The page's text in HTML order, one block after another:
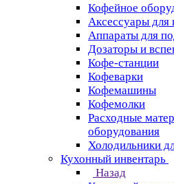
Кофейное
Аксессуары для
Аппараты для
Дозаторы и
Кофе-станции
Кофеварки
Кофемашины
Кофемолки
Расходные
оборудования
Холодильники
Кухонный инвентарь
Назад